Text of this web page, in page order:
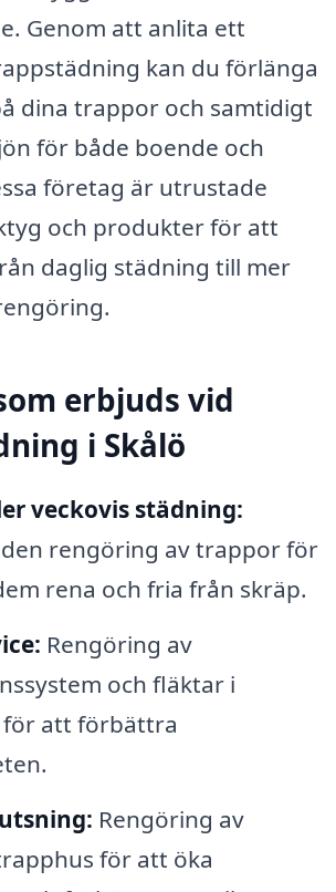
Genom att anlita ett
kan du förlänga
dina trappor och samtidigt
för både boende och
företag är utrustade
och produkter för att
daglig städning till mer
erbjuds vid
i Skålö
veckovis städning:
rengöring av trappor för
rena och fria från skräp.
Rengöring av
och fläktar i
att förbättra
Rengöring av
för att öka